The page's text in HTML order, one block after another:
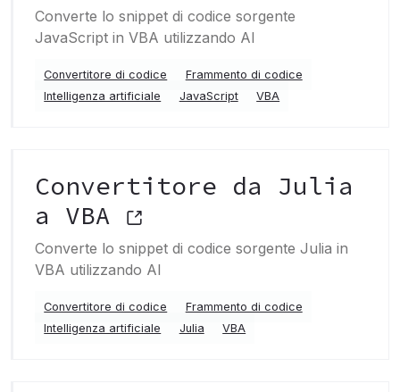
Converte lo snippet di codice sorgente
JavaScript in VBA utilizzando AI
Convertitore di codice
Frammento di codice
Intelligenza artificiale
JavaScript VBA
Convertitore da Julia
a VBA
Converte lo snippet di codice sorgente Julia in
VBA utilizzando AI
Convertitore di codice
Frammento di codice
Intelligenza artificiale
Julia VBA